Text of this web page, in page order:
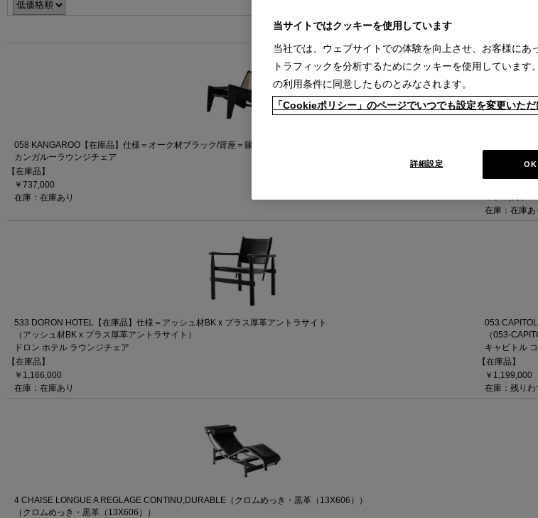
058 KANGAROO【在庫品】仕様＝オーク材ブラック/背座＝籐
カンガルーラウンジチェア
【在庫品】
￥737,000
在庫：在庫あり
フォートゥ
￥847,000
在庫：在庫あ
533 DORON HOTEL【在庫品】仕様＝アッシュ材BK x プラス厚革アントラサイト
（アッシュ材BK x プラス厚革アントラサイト）
ドロン ホテル ラウンジチェア
【在庫品】
￥1,166,000
在庫：在庫あり
053
（053-
キャピトル
【在庫品】
￥1,199,000
在庫：残りわ
4 CHAISE LONGUE A REGLAGE CONTINU,DURABLE（クロムめっき・黒革（13X606））
（クロムめっき・黒革（13X606））
当サイトではクッキーを使用しています
当社では、ウェブサイトでの体験を向上させ、お客様にあ
トラフィックを分析するためにクッキーを使用しています
の利用条件に同意したものとみなされます。
「Cookieポリシー」のページでいつでも設定を変更いた
OK
詳細設定